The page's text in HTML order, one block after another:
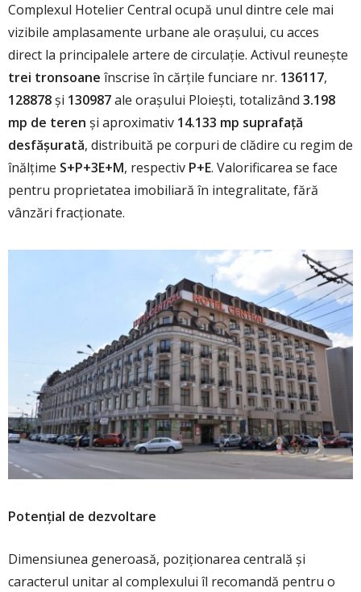
Complexul Hotelier Central ocupă unul dintre cele mai
vizibile amplasamente urbane ale orașului, cu acces
direct la principalele artere de circulație. Activul reunește
trei tronsoane înscrise în cărțile funciare nr. 136117,
128878și 130987ale orașului Ploiești, totalizând 3.198
mp de teren și aproximativ 14.133 mp suprafață
desfășurată, distribuită pe corpuri de clădire cu regim de
înălțime S+P+3E+M, respectiv P+E. Valorificarea se face
pentru proprietatea imobiliară în integralitate, fără
vânzări fracționate.
Potențial de dezvoltare
Dimensiunea generoasă, poziționarea centrală și
caracterul unitar al complexului îl recomandă pentru o